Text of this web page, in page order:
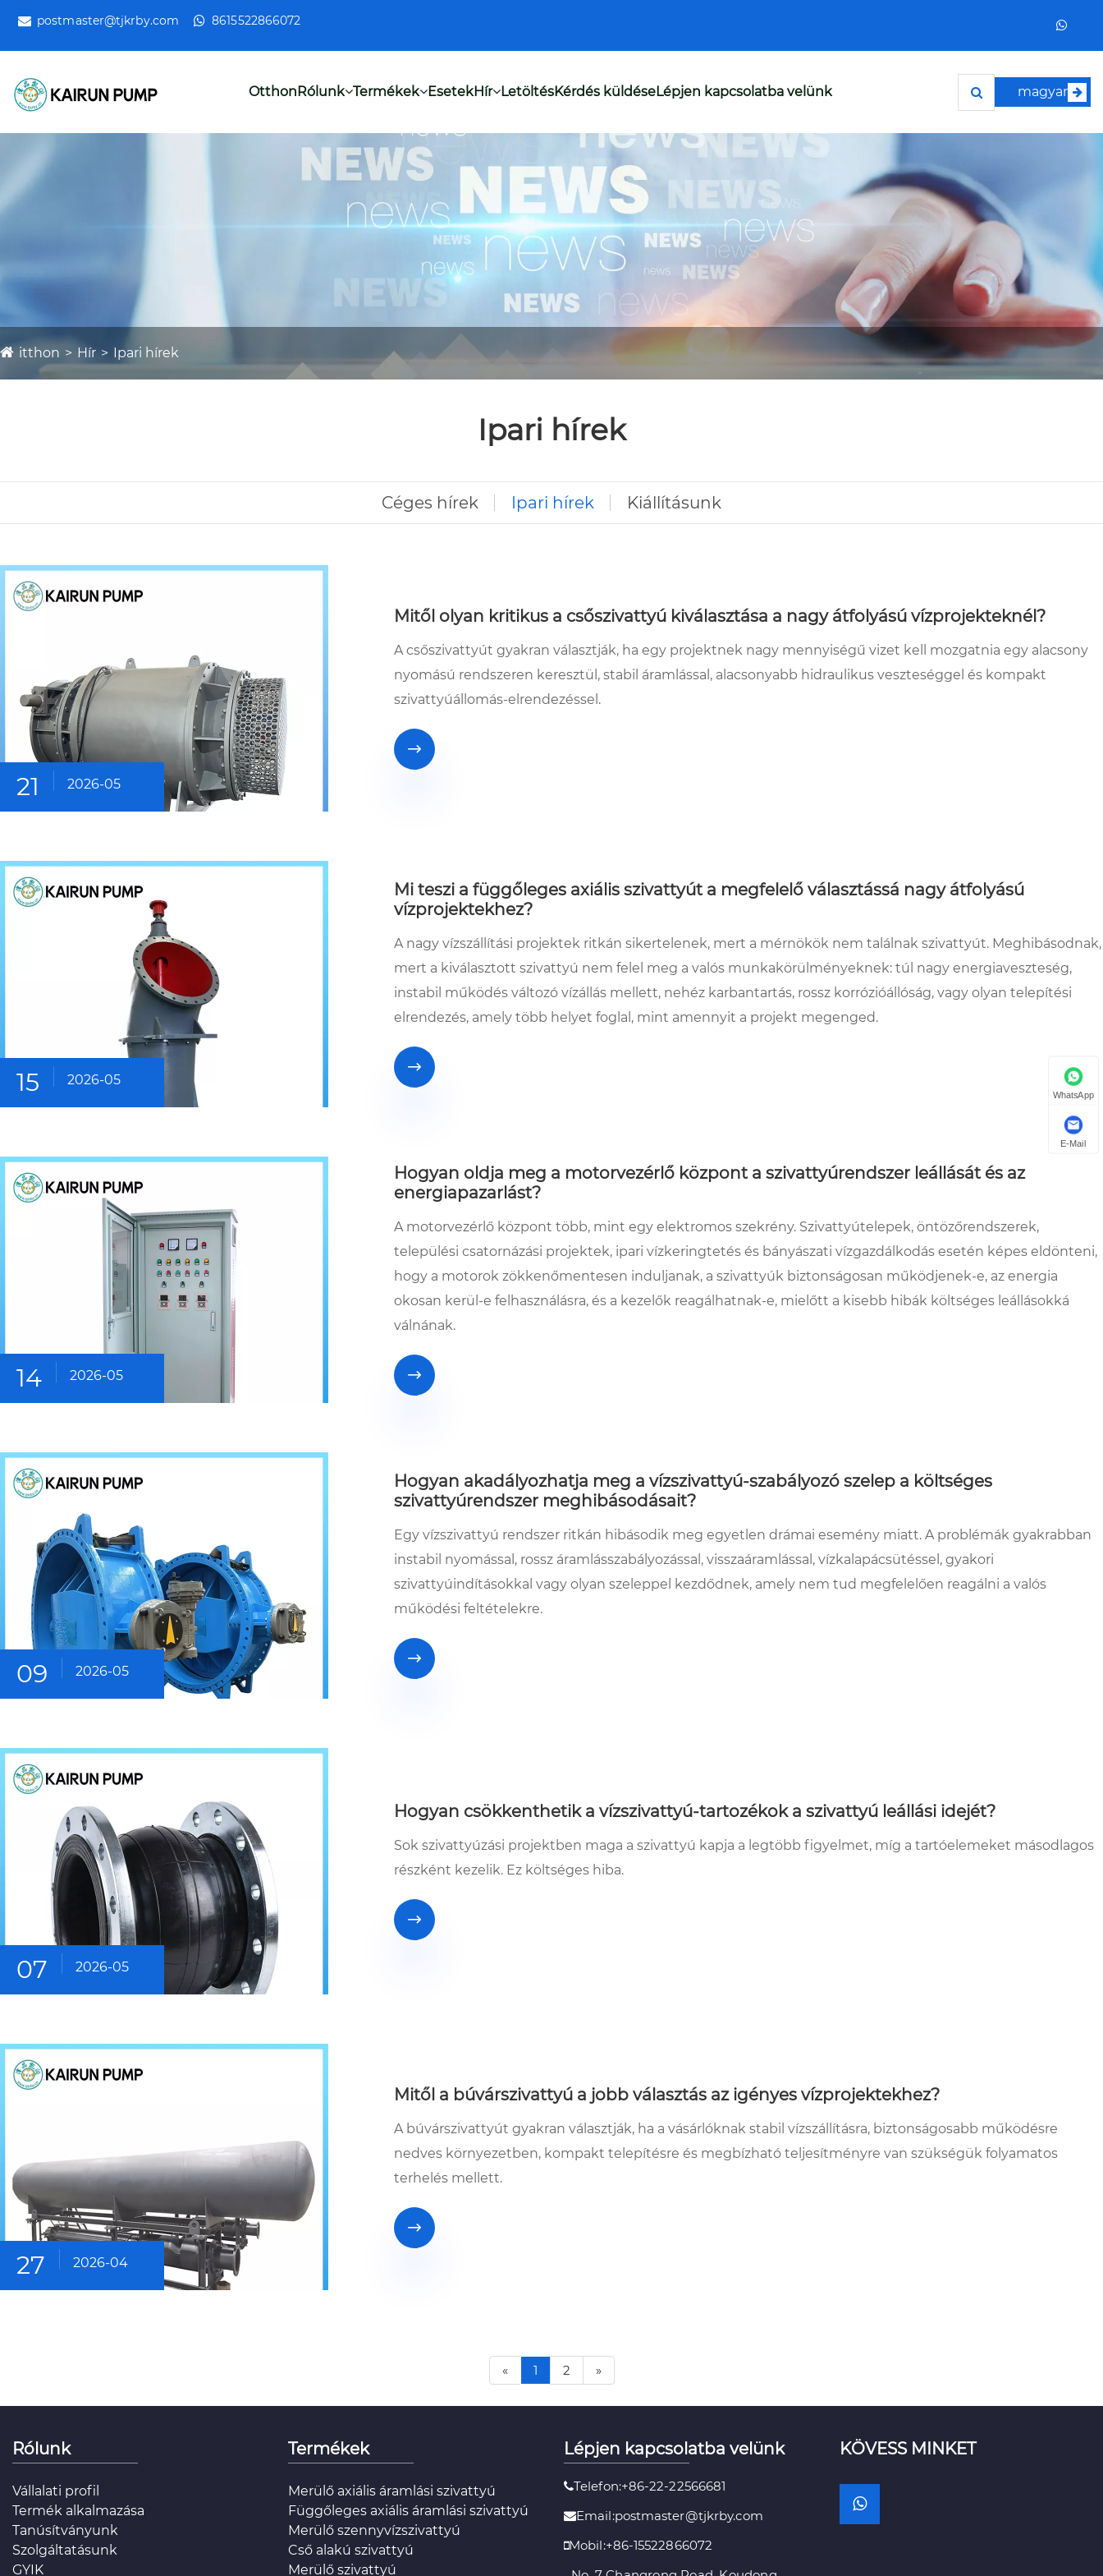
postmaster@tjkrby.com 8615522866072
OtthonRólunk Termékek EsetekHír LetöltésKérdés küldéseLépjen kapcsolatba velünk magyar
itthon Hír Ipari hírek
Ipari hírek
Céges hírek Ipari hírek Kiállításunk
21 2026-05
Mitől olyan kritikus a csőszivattyú kiválasztása a nagy átfolyású vízprojekteknél?
A csőszivattyút gyakran választják, ha egy projektnek nagy mennyiségű vizet kell mozgatnia egy alacsony
nyomású rendszeren keresztül, stabil áramlással, alacsonyabb hidraulikus veszteséggel és kompakt
szivattyúállomás-elrendezéssel.

15 2026-05
Mi teszi a függőleges axiális szivattyút a megfelelő választássá nagy átfolyású
vízprojektekhez?
A nagy vízszállítási projektek ritkán sikertelenek, mert a mérnökök nem találnak szivattyút. Meghibásodnak,
mert a kiválasztott szivattyú nem felel meg a valós munkakörülményeknek: túl nagy energiaveszteség,
instabil működés változó vízállás mellett, nehéz karbantartás, rossz korrózióállóság, vagy olyan telepítési
elrendezés, amely több helyet foglal, mint amennyit a projekt megenged.

14 2026-05
Hogyan oldja meg a motorvezérlő központ a szivattyúrendszer leállását és az
energiapazarlást?
A motorvezérlő központ több, mint egy elektromos szekrény. Szivattyútelepek, öntözőrendszerek,
települési csatornázási projektek, ipari vízkeringtetés és bányászati ​​vízgazdálkodás esetén képes eldönteni,
hogy a motorok zökkenőmentesen induljanak, a szivattyúk biztonságosan működjenek-e, az energia
okosan kerül-e felhasználásra, és a kezelők reagálhatnak-e, mielőtt a kisebb hibák költséges leállásokká
válnának.

09 2026-05
Hogyan akadályozhatja meg a vízszivattyú-szabályozó szelep a költséges
szivattyúrendszer meghibásodásait?
Egy vízszivattyú rendszer ritkán hibásodik meg egyetlen drámai esemény miatt. A problémák gyakrabban
instabil nyomással, rossz áramlásszabályozással, visszaáramlással, vízkalapácsütéssel, gyakori
szivattyúindításokkal vagy olyan szeleppel kezdődnek, amely nem tud megfelelően reagálni a valós
működési feltételekre.

07 2026-05
Hogyan csökkenthetik a vízszivattyú-tartozékok a szivattyú leállási idejét?
Sok szivattyúzási projektben maga a szivattyú kapja a legtöbb figyelmet, míg a tartóelemeket másodlagos
részként kezelik. Ez költséges hiba.

27 2026-04
Mitől a búvárszivattyú a jobb választás az igényes vízprojektekhez?
A búvárszivattyút gyakran választják, ha a vásárlóknak stabil vízszállításra, biztonságosabb működésre
nedves környezetben, kompakt telepítésre és megbízható teljesítményre van szükségük folyamatos
terhelés mellett.

« 1 2 »
Rólunk
Vállalati profil
Termék alkalmazása
Tanúsítványunk
Szolgáltatásunk
GYIK
Termékek
Merülő axiális áramlási szivattyú
Függőleges axiális áramlási szivattyú
Merülő szennyvízszivattyú
Cső alakú szivattyú
Merülő szivattyú
Lépjen kapcsolatba velünk
Telefon:+86-22-22566681
Email:postmaster@tjkrby.com
Mobil:+86-15522866072
KÖVESS MINKET
WhatsApp
E-Mail